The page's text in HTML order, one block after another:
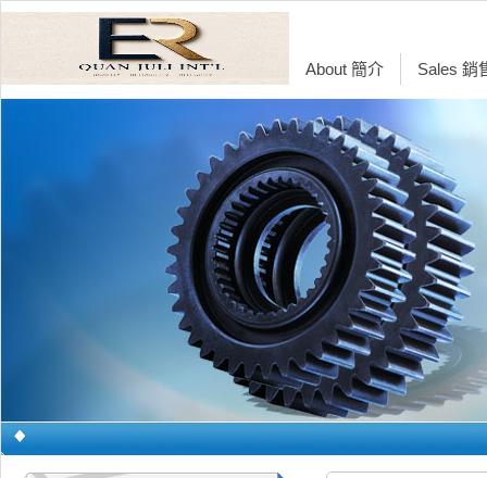
About 簡介 Sales 銷